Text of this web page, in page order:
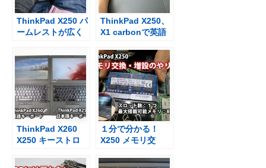
ThinkPad X250 パ
ームレストが広く
ちやすくなった
ThinkPad X250、
X1 carbonで英語
には？
ThinkPad X260
X250 キーストロ
の違いは？
１分で分かる！
X250 メモリ交
像】